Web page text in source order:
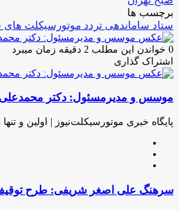
برچسب ها
ستاد ساماندهی تردد موتورسیکلت های
0 خواندن این مطلب 2 دقیقه زمان میبرد
اشتراک گذاری
فیس
توئیتر
لینکدین
واتس
تلگرام
اشتراک
از
ایمیل
چاپ
موسس و مدیرمسئول: دکتر محمدعلی
پایگاه خبری موتورسیکلت‌نیوز | اولین و
سرهنگ
علی
سرهنگ علی اصغر شریفی: طرح توقیف